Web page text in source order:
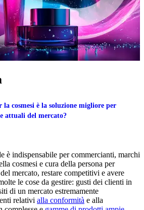
la cosmesi è la soluzione migliore per
attuali del mercato?
è indispensabile per commercianti, marchi
cosmesi e cura della persona per
mercato, restare competitivi e avere
le cose da gestire: gusti dei clienti in
di un mercato estremamente
relativi alla conformità e alla